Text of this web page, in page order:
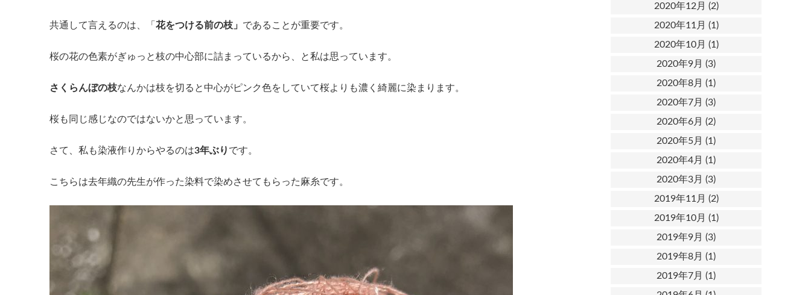
共通して言えるのは、「 花をつける前の枝」 であることが重要です。
桜の花の色素がぎゅっと枝の中心部に詰まっているから、と私は思っています。
さくらんぼの枝なんかは枝を切ると中心がピンク色をしていて桜よりも濃く綺麗に染まります。
桜も同じ感じなのではないかと思っています。
さて、私も染液作りからやるのは3年ぶり です。
こちらは去年織の先生が作った染料で染めさせてもらった麻糸です。
2020年12月 (2)
2020年11月 (1)
2020年10月 (1)
2020年9月 (3)
2020年8月 (1)
2020年7月 (3)
2020年6月 (2)
2020年5月 (1)
2020年4月 (1)
2020年3月 (3)
2019年11月 (2)
2019年10月 (1)
2019年9月 (3)
2019年8月 (1)
2019年7月 (1)